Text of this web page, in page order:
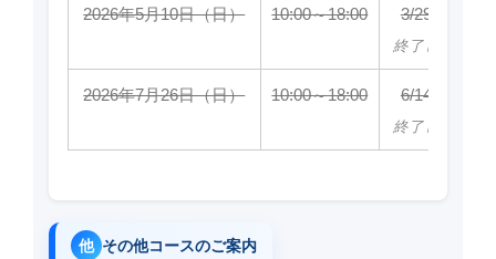
2026年5月10日（日） 10:00～18:00 3/29～4/26
終了しました
2026年7月26日（日） 10:00～18:00 6/14～7/12
終了しました
他 その他コースのご案内